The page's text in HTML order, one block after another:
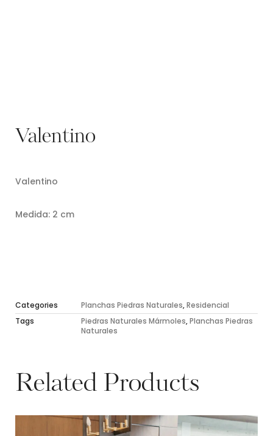
Valentino
Valentino
Medida: 2 cm
Categories Planchas Piedras Naturales,Residencial
Tags
Piedras Naturales Mármoles,Planchas Piedras
Naturales
Related Products